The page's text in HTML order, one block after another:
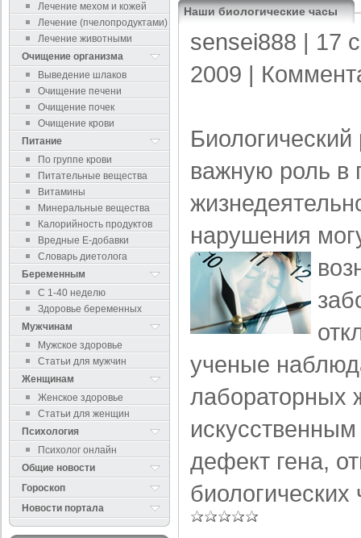
Лечение мехом и кожей
Лечение (пчелопродуктами)
Лечение животными
Очищение организма
Выведение шлаков
Очищение печени
Очищение почек
Очищение крови
Питание
По группе крови
Питательные вещества
Витамины
Минеральные вещества
Калорийность продуктов
Вредные Е-добавки
Словарь диетолога
Беременным
С 1-40 неделю
Здоровье беременных
Мужчинам
Мужское здоровье
Статьи для мужчин
Женщинам
Женское здоровье
Статьи для женщин
Психология
Психолог онлайн
Общие новости
Гороскоп
Новости портала
Наши биологические часы
sensei888 | 17
2009 |
важную роль в
нарушения
ученые
лабораторных
дефект гена,
биологических